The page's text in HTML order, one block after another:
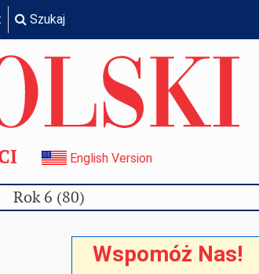
Szukaj
English Version
Rok 6 (80)
Wspomóż Nas!